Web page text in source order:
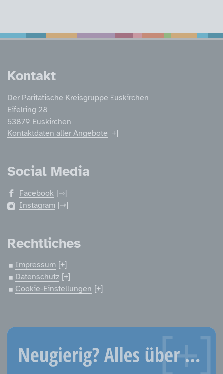
Service
Kontakt
Der Paritätische Kreisgruppe Euskirchen
Eifelring 28
53879 Euskirchen
Kontaktdaten aller Angebote
Social Media
Facebook
Instagram
Rechtliches
Impressum
Datenschutz
Cookie-Einstellungen